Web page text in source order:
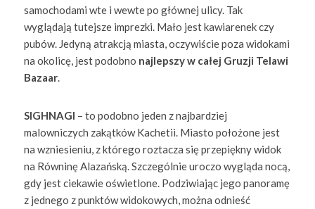
samochodami wte i wewte po głównej ulicy. Tak
wyglądają tutejsze imprezki. Mało jest kawiarenek czy
pubów. Jedyną atrakcją miasta, oczywiście poza widokami
na okolicę, jest podobno najlepszy w całej Gruzji Telawi
Bazaar.
SIGHNAGI – to podobno jeden z najbardziej
malowniczych zakątków Kachetii. Miasto położone jest
na wzniesieniu, z którego roztacza się przepiękny widok
na Równinę Alazańską. Szczególnie uroczo wygląda nocą,
gdy jest ciekawie oświetlone. Podziwiając jego panoramę
z jednego z punktów widokowych, można odnieść